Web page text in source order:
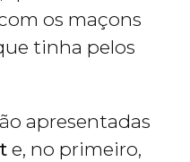
os maçons
tinha pelos
apresentadas
e, no primeiro,